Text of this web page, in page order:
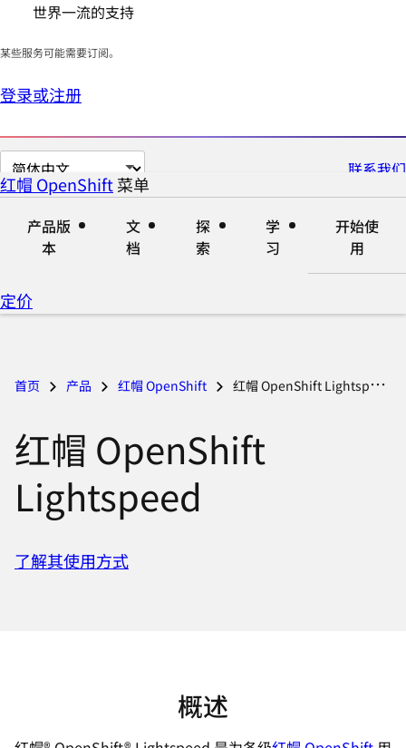
世界一流的支持
某些服务可能需要订阅。
登录或注册
切
换
联系我们
红帽 OpenShift菜单
产品版
本
文
档
探
索
学
习
开始使
用
定价
首页 产品 红帽 OpenShift 红帽 OpenShift Lightspeed
红帽 OpenShift
Lightspeed
了解其使用方式
概述